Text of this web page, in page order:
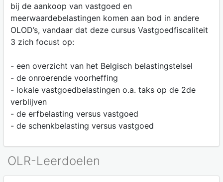
bij de aankoop van vastgoed en
meerwaardebelastingen komen aan bod in andere
OLOD’s, vandaar dat deze cursus Vastgoedfiscaliteit
3 zich focust op:
- een overzicht van het Belgisch belastingstelsel
- de onroerende voorheffing
- lokale vastgoedbelastingen o.a. taks op de 2de
verblijven
- de erfbelasting versus vastgoed
- de schenkbelasting versus vastgoed
OLR-Leerdoelen